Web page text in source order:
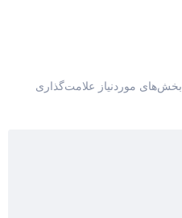
بخش‌های موردنیاز علامت‌گذاری